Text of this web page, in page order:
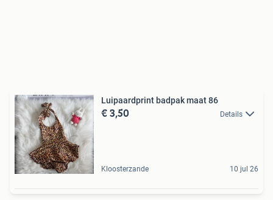
Luipaardprint badpak maat 86
€ 3,50 Details
Kloosterzande 10 jul 26